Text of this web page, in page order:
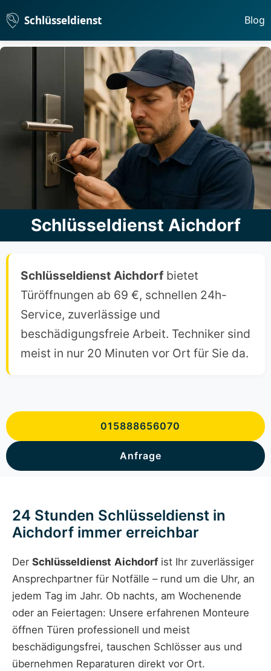
Schlüsseldienst Blog
Schlüsseldienst Aichdorf
Schlüsseldienst Aichdorf bietet
Türöffnungen ab 69 €, schnellen 24h-
Service, zuverlässige und
beschädigungsfreie Arbeit. Techniker sind
meist in nur 20 Minuten vor Ort für Sie da.
015888656070
Anfrage
24 Stunden Schlüsseldienst in
Aichdorf immer erreichbar
Der Schlüsseldienst Aichdorfist Ihr zuverlässiger
Ansprechpartner für Notfälle – rund um die Uhr, an
jedem Tag im Jahr. Ob nachts, am Wochenende
oder an Feiertagen: Unsere erfahrenen Monteure
öffnen Türen professionell und meist
beschädigungsfrei, tauschen Schlösser aus und
übernehmen Reparaturen direkt vor Ort.